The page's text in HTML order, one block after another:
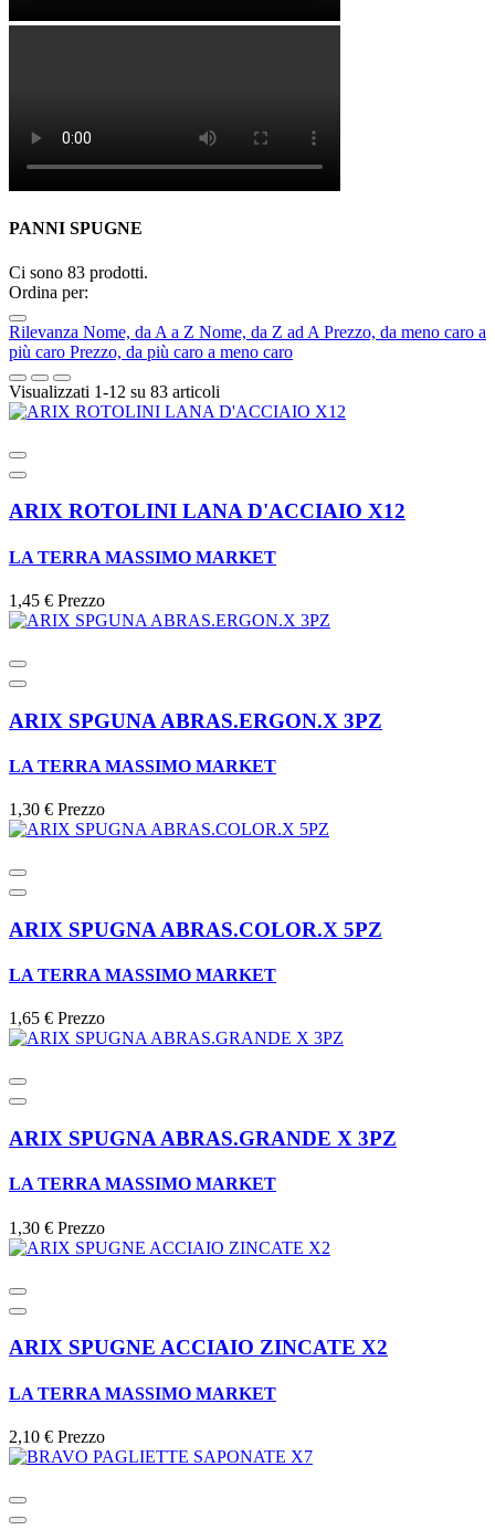
PANNI SPUGNE
Ci sono 83 prodotti.
Ordina per:
Rilevanza Nome, da A a Z Nome, da Z ad A Prezzo, da meno caro a
più caro Prezzo, da più caro a meno caro
Visualizzati 1-12 su 83 articoli
ARIX ROTOLINI LANA D'ACCIAIO X12
LA TERRA MASSIMO MARKET
1,45 € Prezzo
ARIX SPGUNA ABRAS.ERGON.X 3PZ
LA TERRA MASSIMO MARKET
1,30 € Prezzo
ARIX SPUGNA ABRAS.COLOR.X 5PZ
LA TERRA MASSIMO MARKET
1,65 € Prezzo
ARIX SPUGNA ABRAS.GRANDE X 3PZ
LA TERRA MASSIMO MARKET
1,30 € Prezzo
ARIX SPUGNE ACCIAIO ZINCATE X2
LA TERRA MASSIMO MARKET
2,10 € Prezzo